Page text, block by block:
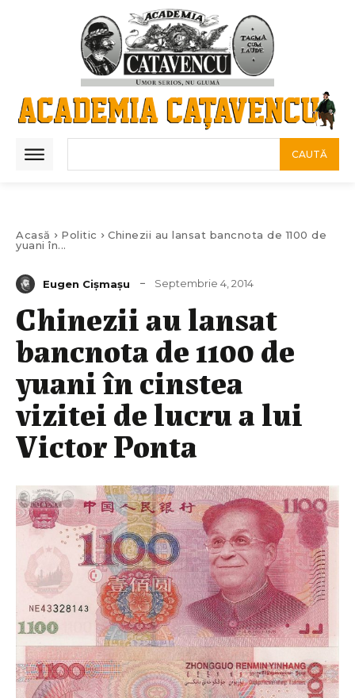
CAUTĂ
Acasă Politic
Chinezii au lansat bancnota de 1100 de
yuani în...
Eugen Cișmașu Septembrie 4, 2014
Chinezii au lansat
bancnota de 1100 de
yuani în cinstea
vizitei de lucru a lui
Victor Ponta